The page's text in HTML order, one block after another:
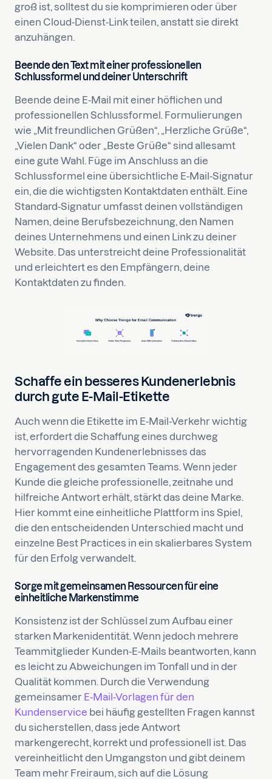
groß ist, solltest du sie komprimieren oder über
einen Cloud-Dienst-Link teilen, anstatt sie direkt
anzuhängen.
Beende den Text mit einer professionellen
Schlussformel und deiner Unterschrift
Beende deine E-Mail mit einer höflichen und
professionellen Schlussformel. Formulierungen
wie „Mit freundlichen Grüßen“, „Herzliche Grüße“,
„Vielen Dank“ oder „Beste Grüße“ sind allesamt
eine gute Wahl. Füge im Anschluss an die
Schlussformel eine übersichtliche E-Mail-Signatur
ein, die die wichtigsten Kontaktdaten enthält. Eine
Standard-Signatur umfasst deinen vollständigen
Namen, deine Berufsbezeichnung, den Namen
deines Unternehmens und einen Link zu deiner
Website. Das unterstreicht deine Professionalität
und erleichtert es den Empfängern, deine
Kontaktdaten zu finden.
Schaffe ein besseres Kundenerlebnis
durch gute E-Mail-Etikette
Auch wenn die Etikette im E-Mail-Verkehr wichtig
ist, erfordert die Schaffung eines durchweg
hervorragenden Kundenerlebnisses das
Engagement des gesamten Teams. Wenn jeder
Kunde die gleiche professionelle, zeitnahe und
hilfreiche Antwort erhält, stärkt das deine Marke.
Hier kommt eine einheitliche Plattform ins Spiel,
die den entscheidenden Unterschied macht und
einzelne Best Practices in ein skalierbares System
für den Erfolg verwandelt.
Sorge mit gemeinsamen Ressourcen für eine
einheitliche Markenstimme
Konsistenz ist der Schlüssel zum Aufbau einer
starken Markenidentität. Wenn jedoch mehrere
Teammitglieder Kunden-E-Mails beantworten, kann
es leicht zu Abweichungen im Tonfall und in der
Qualität kommen. Durch die Verwendung
gemeinsamer E-Mail-Vorlagen für den
Kundenservice bei häufig gestellten Fragen kannst
du sicherstellen, dass jede Antwort
markengerecht, korrekt und professionell ist. Das
vereinheitlicht den Umgangston und gibt deinem
Team mehr Freiraum, sich auf die Lösung